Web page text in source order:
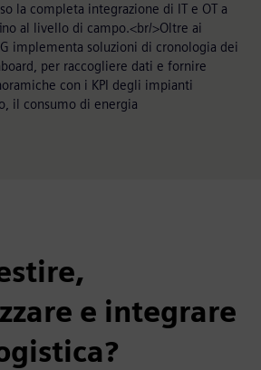
la completa integrazione di IT e OT a
al livello di campo.<br/>Oltre ai
implementa soluzioni di cronologia dei
per raccogliere dati e fornire
con i KPI degli impianti
il consumo di energia
e integrare